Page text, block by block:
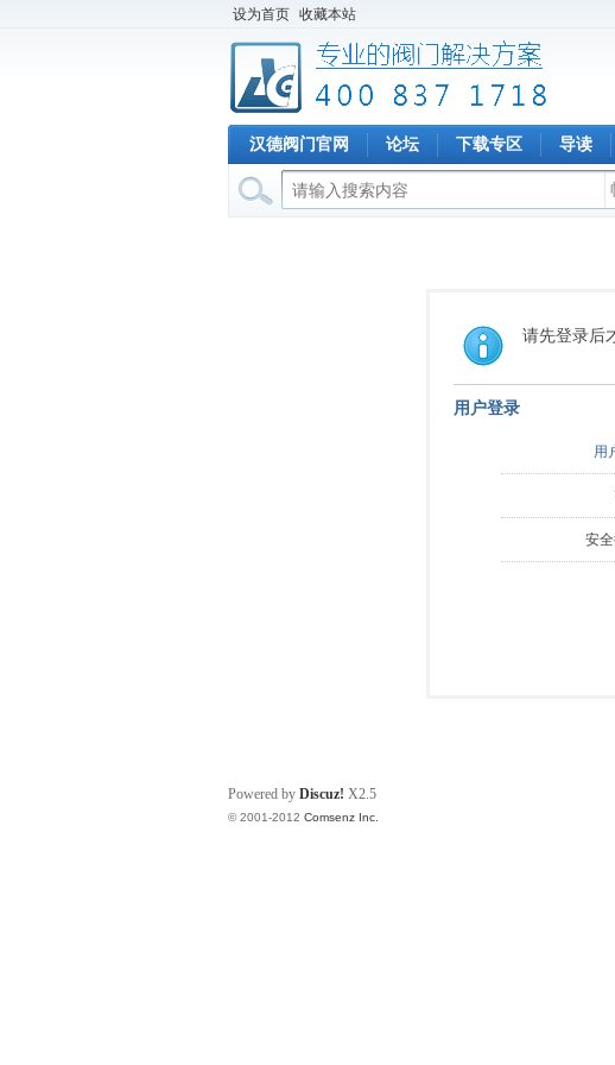
设为首页 收藏本站
汉德阀门官网 论坛 下载专区 导读
请先登录后
用户登录
用
安
Powered by Discuz! X2.5
© 2001-2012 Comsenz Inc.